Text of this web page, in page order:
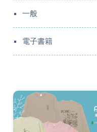
一般
電子書籍